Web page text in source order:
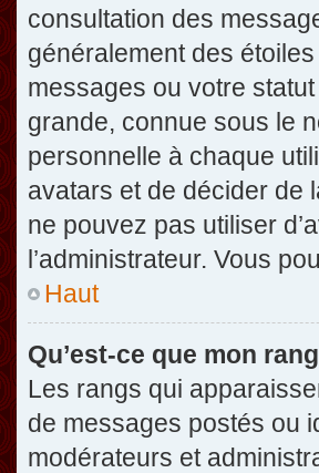
consultation des
généralement des
messages ou votre
grande, connue sous le
personnelle à chaque
avatars et de décider de
ne pouvez pas utiliser
l’administrateur. Vous
Haut
Qu’est-ce que mon
Les rangs qui
de messages postés ou
modérateurs et